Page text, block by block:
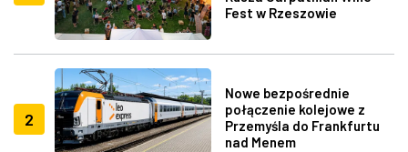
Fest w Rzeszowie
2
Nowe bezpośrednie
połączenie kolejowe z
Przemyśla do Frankfurtu
nad Menem